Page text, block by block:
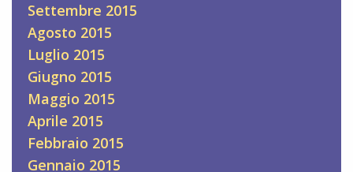
Settembre 2015
Agosto 2015
Luglio 2015
Giugno 2015
Maggio 2015
Aprile 2015
Febbraio 2015
Gennaio 2015